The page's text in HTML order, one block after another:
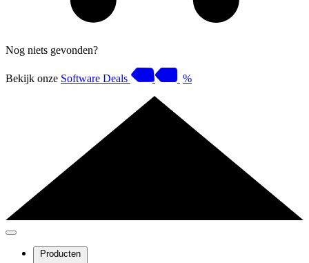
Nog niets gevonden?
Bekijk onze Software Deals %
Producten